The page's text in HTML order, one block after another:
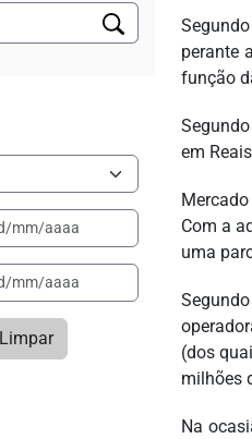
perante
função
em
Mercado
Com a
uma
(dos
milhões
Na
Limpar